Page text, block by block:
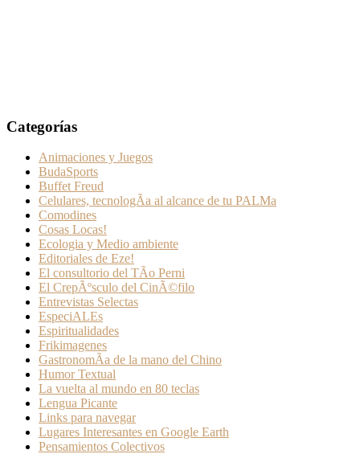
Categorías
Animaciones y Juegos
BudaSports
Buffet Freud
Celulares, tecnologÃ­a al alcance de tu PALMa
Comodines
Cosas Locas!
Ecologia y Medio ambiente
Editoriales de Eze!
El consultorio del TÃ­o Perni
El CrepÃºsculo del CinÃ©filo
Entrevistas Selectas
EspeciALEs
Espiritualidades
Frikimagenes
GastronomÃ­a de la mano del Chino
Humor Textual
La vuelta al mundo en 80 teclas
Lengua Picante
Links para navegar
Lugares Interesantes en Google Earth
Pensamientos Colectivos